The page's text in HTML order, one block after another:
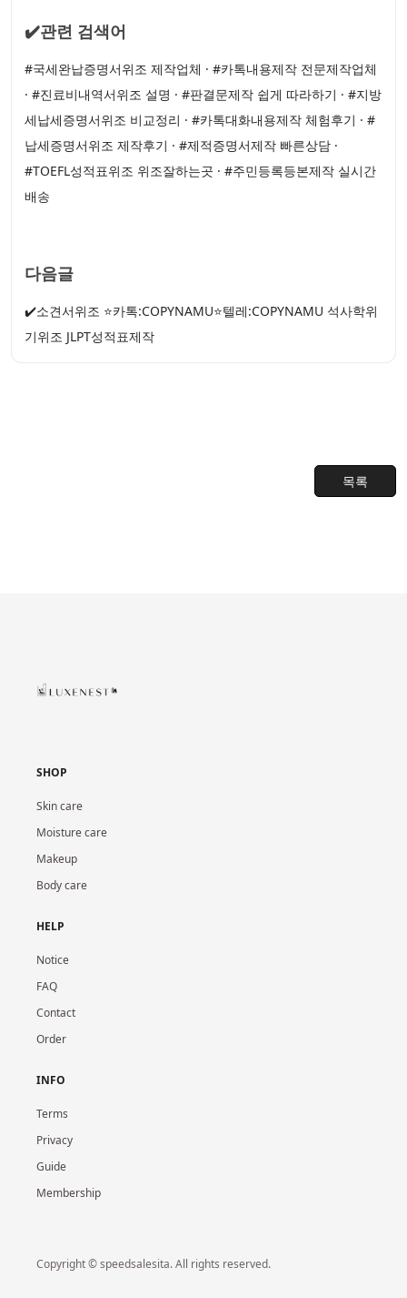
✔️관련 검색어
#국세완납증명서위조 제작업체 · #카톡내용제작 전문제작업체
· #진료비내역서위조 설명 · #판결문제작 쉽게 따라하기 · #지방
세납세증명서위조 비교정리 · #카톡대화내용제작 체험후기 · #
납세증명서위조 제작후기 · #제적증명서제작 빠른상담 ·
#TOEFL성적표위조 위조잘하는곳 · #주민등록등본제작 실시간
배송
다음글
✔️소견서위조 ⭐카톡:COPYNAMU⭐텔레:COPYNAMU 석사학위
기위조 JLPT성적표제작
목록
SHOP
Skin care
Moisture care
Makeup
Body care
HELP
Notice
FAQ
Contact
Order
INFO
Terms
Privacy
Guide
Membership
Copyright © speedsalesita. All rights reserved.